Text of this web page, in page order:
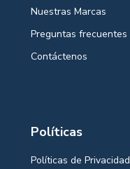
Nuestras Marcas
Preguntas frecuentes
Contáctenos
Políticas
Políticas de Privacidad